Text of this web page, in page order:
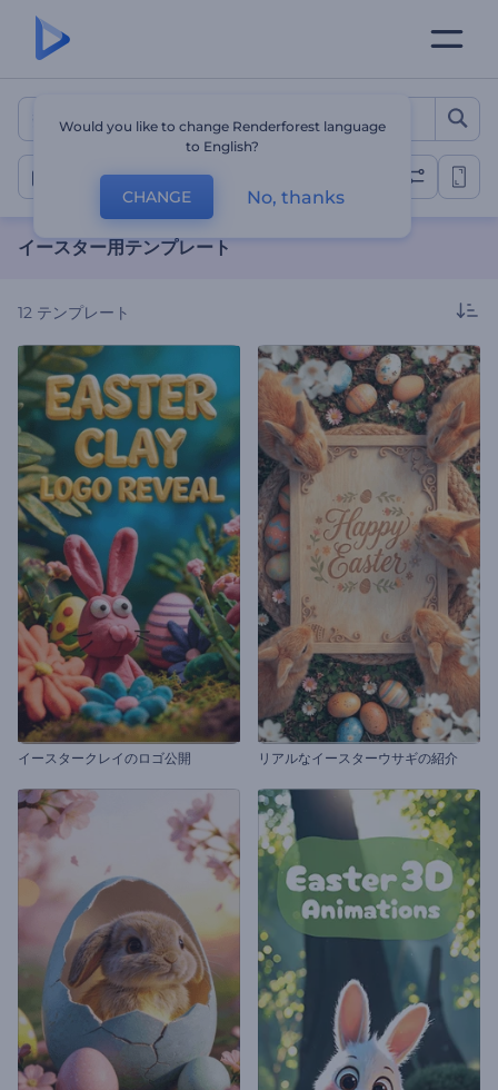
イースター用テンプレート
イースター
イースター用テンプレート
12 テンプレート
イースタークレイのロゴ公開 リアルなイースターウサギの紹介
Would you like to change Renderforest language
to English?
CHANGE No, thanks